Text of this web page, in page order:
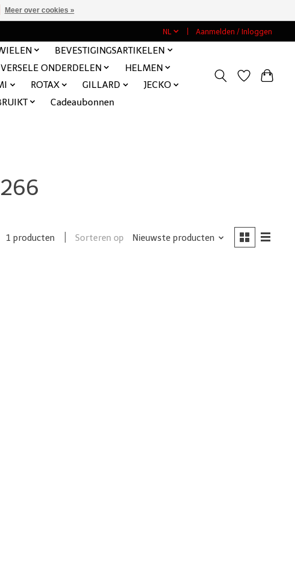
NL Aanmelden / Inloggen
BEVESTIGINGSARTIKELEN
ONDERDELEN
HELMEN
ROTAX GILLARD
JECKO
Cadeaubonnen
1 producten Sorteren op Nieuwste producten
Meer over cookies »